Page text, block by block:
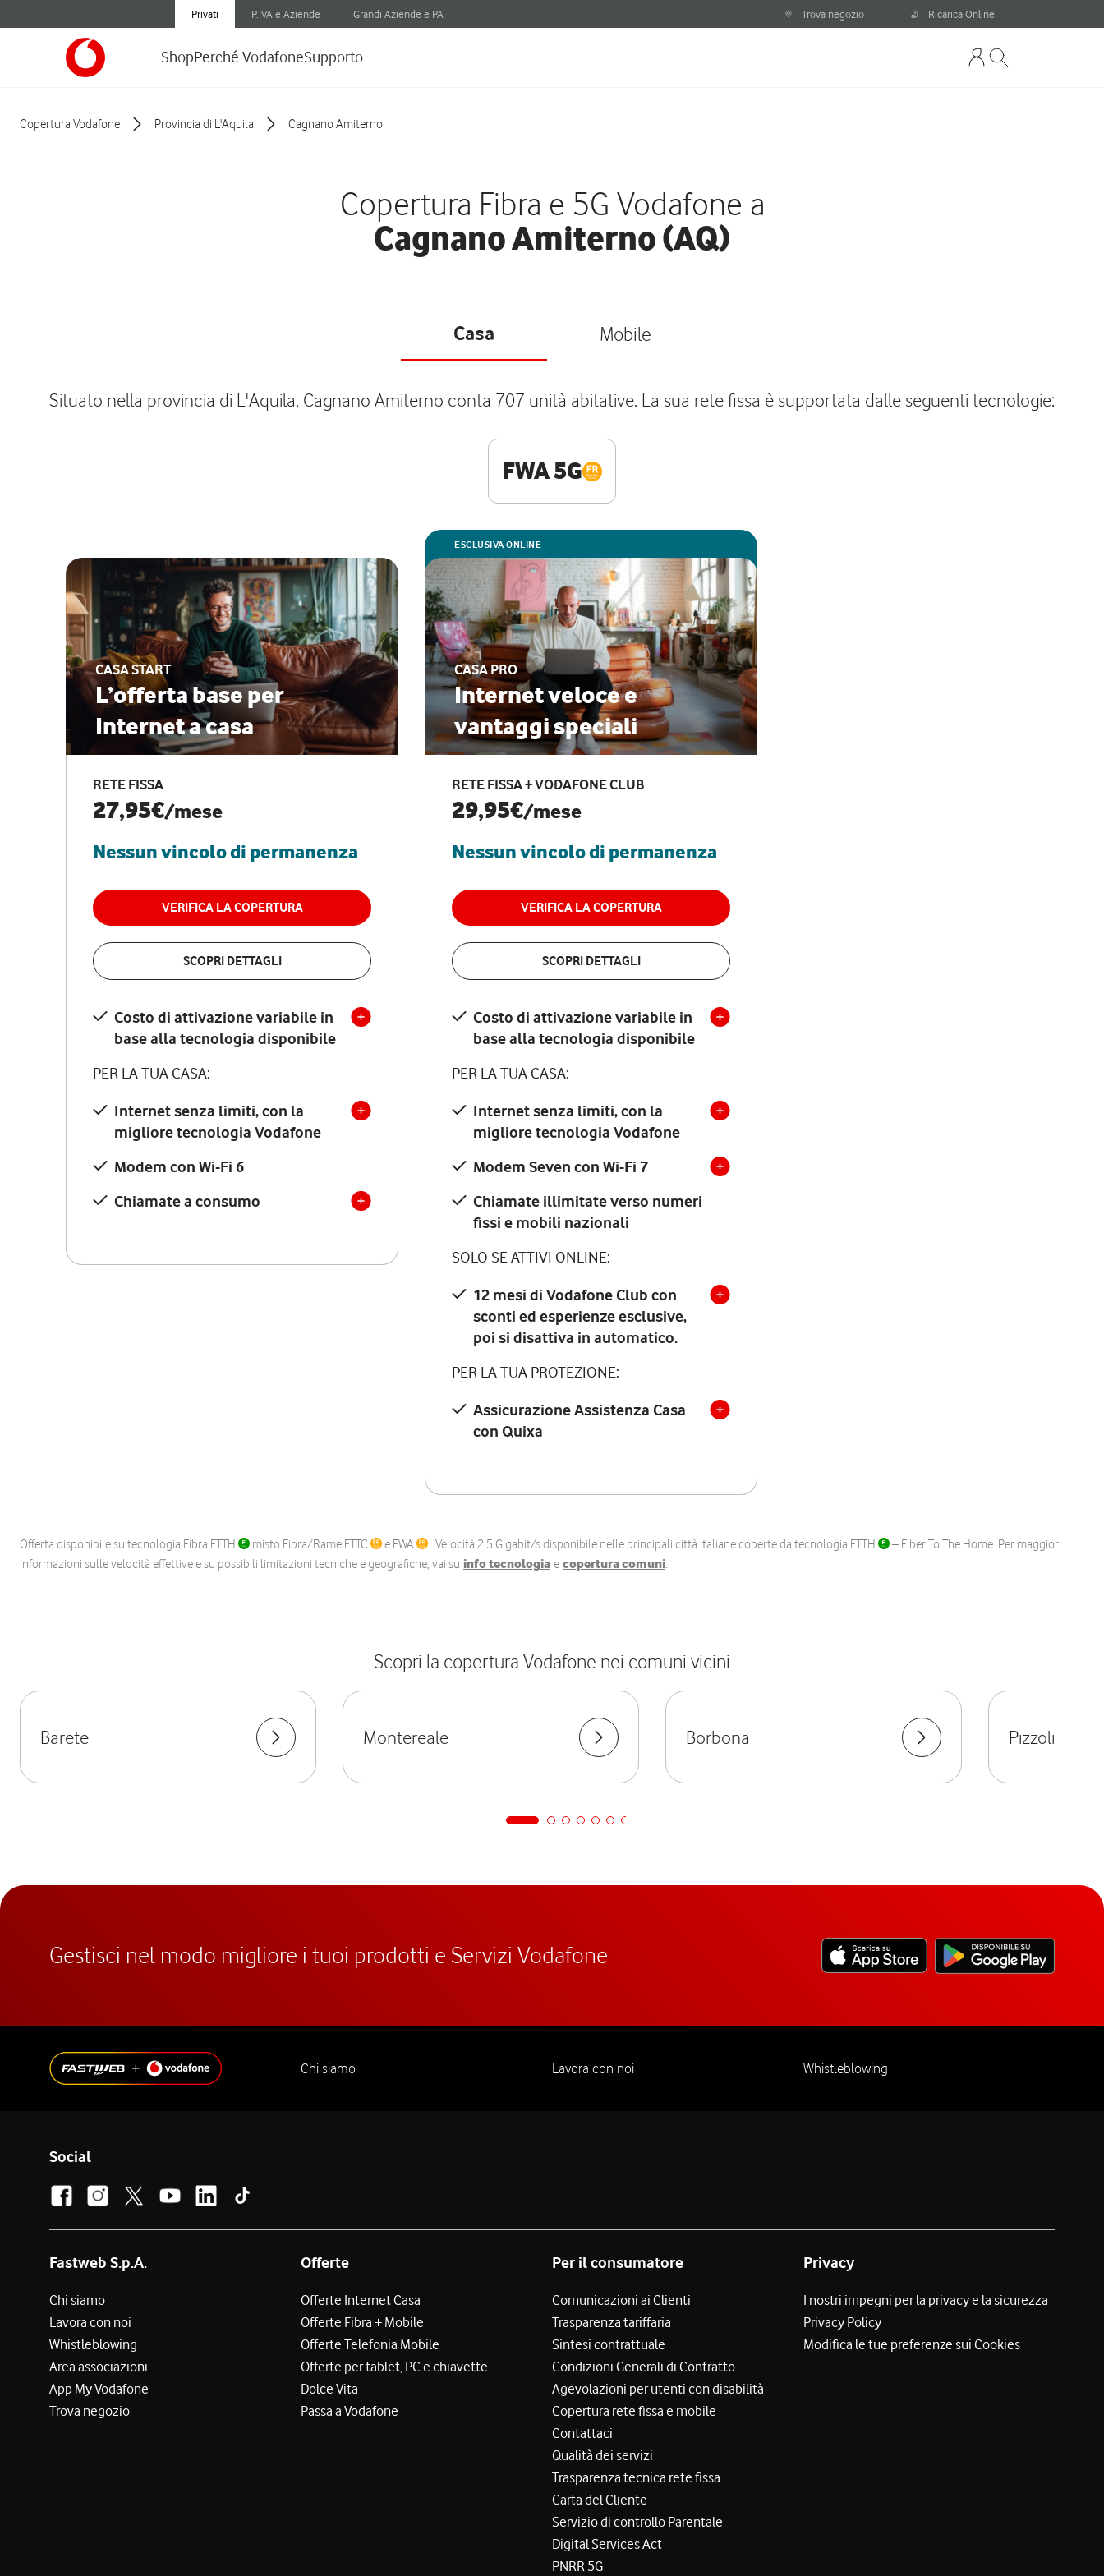
Privati P.IVA e Aziende Grandi Aziende e PA Trova negozio Ricarica Online
ShopPerché VodafoneSupporto
Copertura Vodafone Provincia di L'Aquila Cagnano Amiterno
Copertura Fibra e 5G Vodafone a
Cagnano Amiterno (AQ)
Casa Mobile
Situato nella provincia di L'Aquila, Cagnano Amiterno conta 707 unità abitative. La sua rete fissa è supportata dalle seguenti tecnologie:
FWA 5G
CASA START
L’offerta base per
Internet a casa
RETE FISSA
27,95€/mese
Nessun vincolo di permanenza
VERIFICA LA COPERTURA
SCOPRI DETTAGLI
Costo di attivazione variabile in
base alla tecnologia disponibile
PER LA TUA CASA:
Internet senza limiti, con la
migliore tecnologia Vodafone
Modem con Wi-Fi 6
Chiamate a consumo
ESCLUSIVA ONLINE
CASA PRO
Internet veloce e
vantaggi speciali
RETE FISSA + VODAFONE CLUB
29,95€/mese
Nessun vincolo di permanenza
VERIFICA LA COPERTURA
SCOPRI DETTAGLI
Costo di attivazione variabile in
base alla tecnologia disponibile
PER LA TUA CASA:
Internet senza limiti, con la
migliore tecnologia Vodafone
Modem Seven con Wi-Fi 7
Chiamate illimitate verso numeri
fissi e mobili nazionali
SOLO SE ATTIVI ONLINE:
12 mesi di Vodafone Club con
sconti ed esperienze esclusive,
poi si disattiva in automatico.
PER LA TUA PROTEZIONE:
Assicurazione Assistenza Casa
con Quixa
Offerta disponibile su tecnologia Fibra FTTH misto Fibra/Rame FTTC e FWA . Velocità 2,5 Gigabit/s disponibile nelle principali città italiane coperte da tecnologia FTTH
– Fiber To The Home. Per maggiori
informazioni sulle velocità effettive e su possibili limitazioni tecniche e geografiche, vai su info tecnologia e copertura comuni.
Scopri la copertura Vodafone nei comuni vicini
Barete Montereale Borbona Pizzoli
Gestisci nel modo migliore i tuoi prodotti e Servizi Vodafone
Chi siamo Lavora con noi Whistleblowing
Social
Fastweb S.p.A.
Chi siamo
Lavora con noi
Whistleblowing
Area associazioni
App My Vodafone
Trova negozio
Offerte
Offerte Internet Casa
Offerte Fibra + Mobile
Offerte Telefonia Mobile
Offerte per tablet, PC e chiavette
Dolce Vita
Passa a Vodafone
Per il consumatore
Comunicazioni ai Clienti
Trasparenza tariffaria
Sintesi contrattuale
Condizioni Generali di Contratto
Agevolazioni per utenti con disabilità
Copertura rete fissa e mobile
Contattaci
Qualità dei servizi
Trasparenza tecnica rete fissa
Carta del Cliente
Servizio di controllo Parentale
Digital Services Act
PNRR 5G
Privacy
I nostri impegni per la privacy e la sicurezza
Privacy Policy
Modifica le tue preferenze sui Cookies